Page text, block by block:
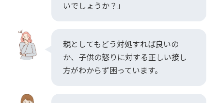
いでしょうか？」
親としてもどう対処すれば良いの
か、子供の怒りに対する正しい接し
方がわからず困っています。